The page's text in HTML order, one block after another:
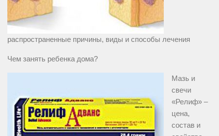
распространенные причины, виды и способы лечения
Чем занять ребенка дома?
Мазь и
свечи
«Релиф» –
цена,
состав и